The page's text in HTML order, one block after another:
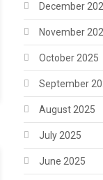
December
November
October 2025
September
August 2025
July 2025
June 2025